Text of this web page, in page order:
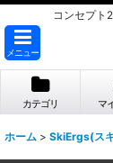
コンセプト
メニュー
カテゴリ マ
ホーム > SkiErgs(ス